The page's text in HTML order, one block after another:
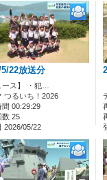
22放送分
ース】 ・犯…
つるいち！2026
間 00:29:29
数 25
2026/05/22